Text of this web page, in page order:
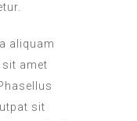
aliquam
amet
sit